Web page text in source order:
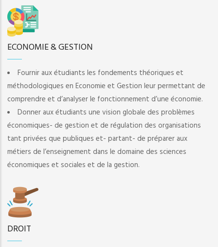
ECONOMIE & GESTION
Fournir aux étudiants les fondements théoriques et
méthodologiques en Economie et Gestion leur permettant de
comprendre et d’analyser le fonctionnement d’une économie.
Donner aux étudiants une vision globale des problèmes
économiques- de gestion et de régulation des organisations
tant privées que publiques et- partant- de préparer aux
métiers de l’enseignement dans le domaine des sciences
économiques et sociales et de la gestion.
DROIT